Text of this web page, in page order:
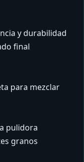
y durabilidad
final
para mezclar
pulidora
granos